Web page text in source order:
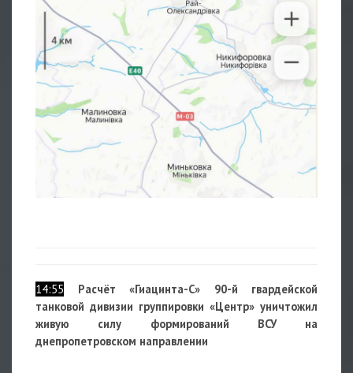
14:55
Расчёт «Гиацинта-С» 90-й гвардейской
танковой дивизии группировки «Центр» уничтожил
живую силу формирований ВСУ на
днепропетровском направлении